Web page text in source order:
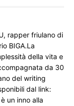
rapper friulano di
BIGA.La
della vita e
da 30
del writing
dal link:
un inno alla